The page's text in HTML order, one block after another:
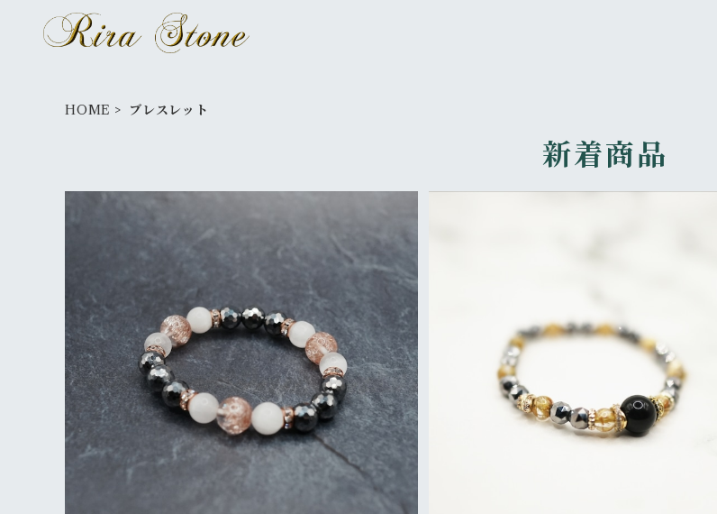
HOME ブレスレット
新着商品
ブレス
¥100,000